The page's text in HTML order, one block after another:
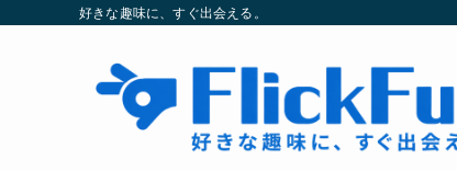
好きな趣味に、すぐ出会える。